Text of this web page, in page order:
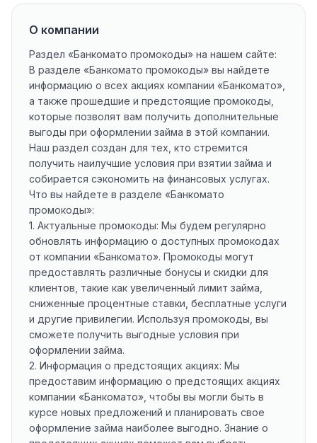
О компании
Раздел «Банкомато промокоды» на нашем сайте:
В разделе «Банкомато промокоды» вы найдете
информацию о всех акциях компании «Банкомато»,
а также прошедшие и предстоящие промокоды,
которые позволят вам получить дополнительные
выгоды при оформлении займа в этой компании.
Наш раздел создан для тех, кто стремится
получить наилучшие условия при взятии займа и
собирается сэкономить на финансовых услугах.
Что вы найдете в разделе «Банкомато
промокоды»:
1. Актуальные промокоды: Мы будем регулярно
обновлять информацию о доступных промокодах
от компании «Банкомато». Промокоды могут
предоставлять различные бонусы и скидки для
клиентов, такие как увеличенный лимит займа,
сниженные процентные ставки, бесплатные услуги
и другие привилегии. Используя промокоды, вы
сможете получить выгодные условия при
оформлении займа.
2. Информация о предстоящих акциях: Мы
предоставим информацию о предстоящих акциях
компании «Банкомато», чтобы вы могли быть в
курсе новых предложений и планировать свое
оформление займа наиболее выгодно. Знание о